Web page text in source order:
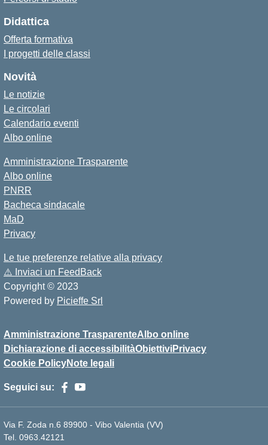
Didattica
Offerta formativa
I progetti delle classi
Novità
Le notizie
Le circolari
Calendario eventi
Albo online
Amministrazione Trasparente
Albo online
PNRR
Bacheca sindacale
MaD
Privacy
Le tue preferenze relative alla privacy
⚠️ Inviaci un FeedBack
Copyright © 2023
Powered by Picieffe Srl
Amministrazione TrasparenteAlbo online
Dichiarazione di accessibilitàObiettiviPrivacy
Cookie PolicyNote legali
Seguici su:
Via F. Zoda n.6 89900 - Vibo Valentia (VV)
Tel. 0963.42121